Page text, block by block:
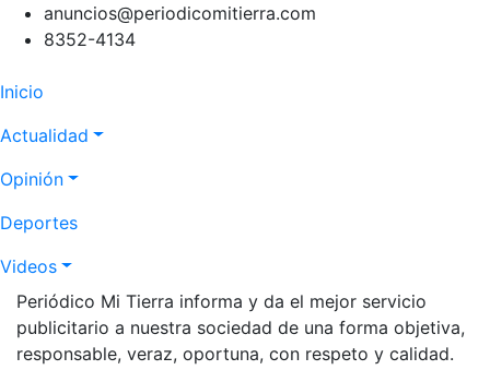
anuncios@periodicomitierra.com
8352-4134
Navegación
principal
Inicio
Actualidad
Opinión
Deportes
Videos
Periódico Mi Tierra informa y da el mejor servicio
publicitario a nuestra sociedad de una forma objetiva,
responsable, veraz, oportuna, con respeto y calidad.